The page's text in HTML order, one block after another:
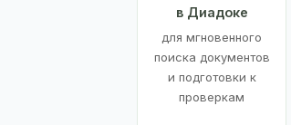
в Диадоке
для мгновенного
поиска документов
и подготовки к
проверкам